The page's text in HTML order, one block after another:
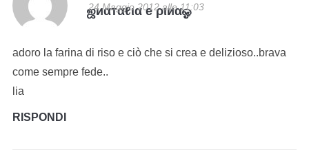
ஜиαтαℓια e ριиαஓ
24 Maggio 2012 alle 11:03
adoro la farina di riso e ciò che si crea e delizioso..brava
come sempre fede..
lia
RISPONDI